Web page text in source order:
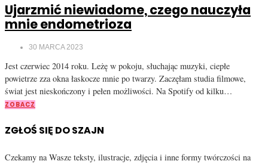
Ujarzmić niewiadome, czego nauczyła
mnie endometrioza
30 MARCA 2023
Jest czerwiec 2014 roku. Leżę w pokoju, słuchając muzyki, ciepłe
powietrze zza okna łaskocze mnie po twarzy. Zaczęłam studia filmowe,
świat jest nieskończony i pełen możliwości. Na Spotify od kilku…
ZOBACZ
ZGŁOŚ SIĘ DO SZAJN
Czekamy na Wasze teksty, ilustracje, zdjęcia i inne formy twórczości na